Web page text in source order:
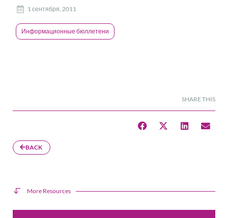
1 сентября, 2011
Информационные бюллетени
SHARE THIS
BACK
More Resources